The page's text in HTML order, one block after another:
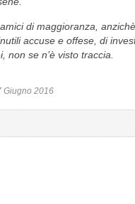
di maggioranza,
accuse e offese, di
non se n’è visto traccia.
Giugno 2016